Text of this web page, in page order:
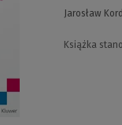
Jarosław
Książka